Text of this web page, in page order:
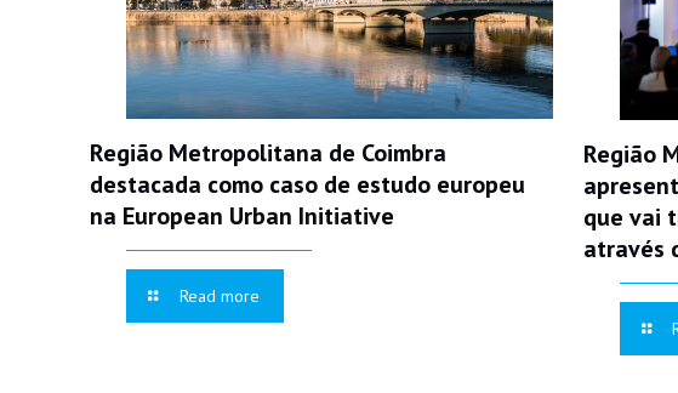
Região Metropolitana de Coimbra
destacada como caso de estudo europeu
na European Urban Initiative
Read more
Região
que vai
através